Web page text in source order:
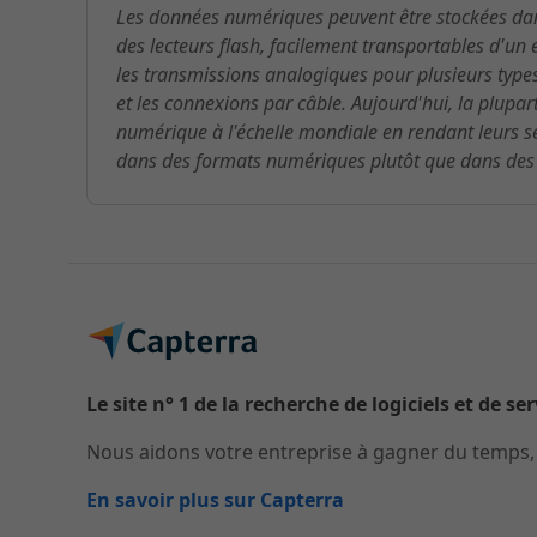
Les données numériques peuvent être stockées
des lecteurs flash, facilement transportables
les transmissions analogiques pour plusieurs
et les connexions par câble. Aujourd'hui, la
numérique à l'échelle mondiale en rendant leurs
dans des formats numériques plutôt que dans
Le site n° 1 de la recherche de logiciels et de
Nous aidons votre entreprise à gagner du
En savoir plus sur Capterra